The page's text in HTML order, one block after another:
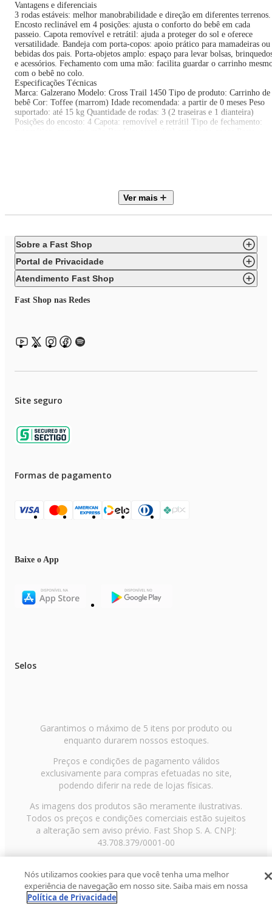
Vantagens e diferenciais
3 rodas estáveis: melhor manobrabilidade e direção em diferentes terrenos.
Encosto reclinável em 4 posições: ajusta o conforto do bebê em cada
passeio. Capota removível e retrátil: ajuda a proteger do sol e oferece
versatilidade. Bandeja com porta-copos: apoio prático para mamadeiras ou
bebidas dos pais. Porta-objetos amplo: espaço para levar bolsas,
e acessórios. Fechamento com uma mão: facilita guardar o carrinho
com o bebê no colo.
Especificações Técnicas
Marca: Galzerano Modelo: Cross Trail 1450 Tipo de produto: Carrinho de
bebê Cor: Toffee (marrom) Idade recomendada: a partir de 0 meses Peso
suportado: até 15 kg Quantidade de rodas: 3 (2 traseiras e 1 dianteira)
Posições do encosto: 4 Capota: removível e retrátil Tipo de fechamento:
produto real pode apresentar pequenas variações de tonalidade, formato ou
Ver mais
Sobre a Fast Shop
Portal de Privacidade
Atendimento Fast Shop
Fast Shop nas Redes
Site seguro
Formas de pagamento
Baixe o App
Selos
Garantimos o máximo de 5 itens por produto ou
enquanto durarem nossos estoques.
Preços e condições de pagamento válidos
exclusivamente para compras efetuadas no site,
podendo diferir na rede de lojas físicas.
As imagens dos produtos são meramente ilustrativas.
Todos os preços e condições comerciais estão sujeitos
a alteração sem aviso prévio. Fast Shop S. A. CNPJ:
43.708.379/0001-00
Paulo/SP, CEP 02029-001, Telefone: 11 3003-3728 ©
2013 Fast Shop - Todos os direitos reservadosRF
Nós utilizamos cookies para que você tenha uma melhor
experiência de navegação em nosso site. Saiba mais em nossa
Política de Privacidade